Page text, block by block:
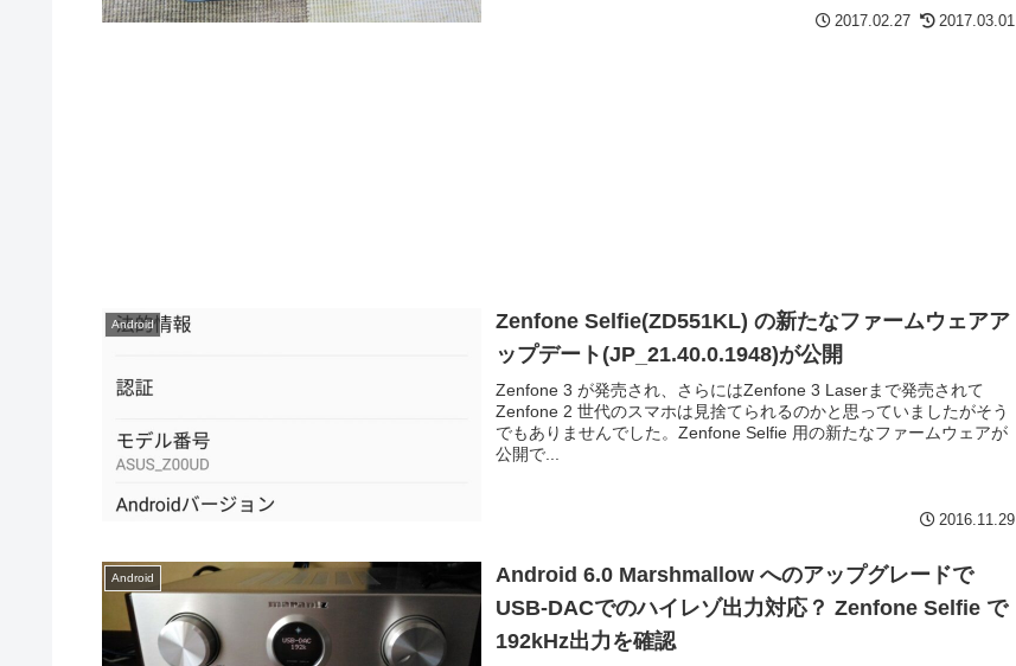
2017.02.27 2017.03.01
Android
Zenfone Selfie(ZD551KL) の新たなファームウェアア
ップデート(JP_21.40.0.1948)が公開
Zenfone 3 が発売され、さらにはZenfone 3 Laserまで発売されて
Zenfone 2 世代のスマホは見捨てられるのかと思っていましたがそう
でもありませんでした。Zenfone Selfie 用の新たなファームウェアが
公開で...
2016.11.29
Android
Android 6.0 Marshmallow へのアップグレードで
USB-DACでのハイレゾ出力対応？ Zenfone Selfie で
192kHz出力を確認